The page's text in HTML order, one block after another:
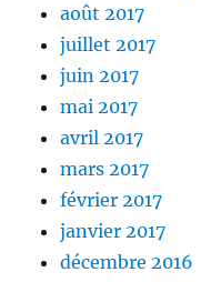
août 2017
juillet 2017
juin 2017
mai 2017
avril 2017
mars 2017
février 2017
janvier 2017
décembre 2016